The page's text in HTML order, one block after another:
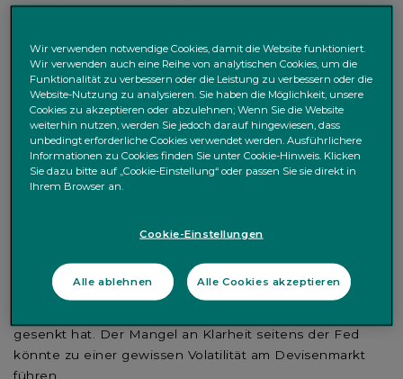
Wachstumserwartungen für das erste Quartal einen
Vergleich zu 2024. Die jüngsten Daten zu den
Einzelhandelsumsätzen zeigen auch eine anhaltende
Eintrübung des Konsums, da die Einzelhändler nach der
Erhöhung der Zölle beginnen, einige Preise zu
erhöhen.
Zweitens begünstigt der Unterschied zwischen den
Zinsniveaus in den USA und Europa den Euro. Wir
Leitzinsen in der zweiten Jahreshälfte wieder senken
Zwischenzeit hat die Europäische Zentralbank (EZB)
signalisiert, dass ihr Zinssenkungszyklus zu Ende sein
gesenkt hat. Der Mangel an Klarheit seitens der Fed
könnte zu einer gewissen Volatilität am Devisenmarkt
führen.
Wir verwenden notwendige Cookies, damit die Website funktioniert.
Wir verwenden auch eine Reihe von analytischen Cookies, um die
Funktionalität zu verbessern oder die Leistung zu verbessern oder die
Website-Nutzung zu analysieren. Sie haben die Möglichkeit, unsere
Cookies zu akzeptieren oder abzulehnen; Wenn Sie die Website
weiterhin nutzen, werden Sie jedoch darauf hingewiesen, dass
unbedingt erforderliche Cookies verwendet werden. Ausführlichere
Informationen zu Cookies finden Sie unter Cookie-Hinweis. Klicken
Sie dazu bitte auf „Cookie-Einstellung“ oder passen Sie sie direkt in
Ihrem Browser an.
Cookie-Einstellungen
Alle ablehnen Alle Cookies akzeptieren